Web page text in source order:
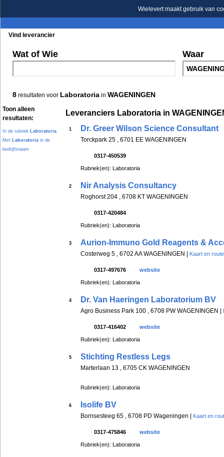
Wielevert maakt gebruik van
Vind leverancier
Wat of Wie Waar
8 resultaten voor Laboratoria in WAGENINGEN
Toon alleen
resultaten:
In de rubriek Laboratoria
Met Laboratoria in de
bedrijfsnaam
Leveranciers Laboratoria in
1 Dr. Greer Wilson Science Consultant
Torckpark 25 , 6701 EE WAGENINGEN
0317-450539
Rubriek(en): Laboratoria
2 Nir Analysis Consultancy
Roghorst 204 , 6708 KT WAGENINGEN
0317-420484
Rubriek(en): Laboratoria
3 Aurion-Immuno Gold Reagents &
Costerweg 5 , 6702 AA WAGENINGEN | Kaart en route
0317-497676 website
Rubriek(en): Laboratoria
4 Dr. Van Haeringen Laboratorium BV
Agro Business Park 100 , 6708 PW WAGENINGEN |
0317-416402 website
Rubriek(en): Laboratoria
5 Stichting Restless Legs
Marterlaan 13 , 6705 CK WAGENINGEN
Rubriek(en): Laboratoria
6 Isolife BV
Bornsesteeg 65 , 6708 PD Wageningen | Kaart en
0317-475846 website
Rubriek(en): Laboratoria